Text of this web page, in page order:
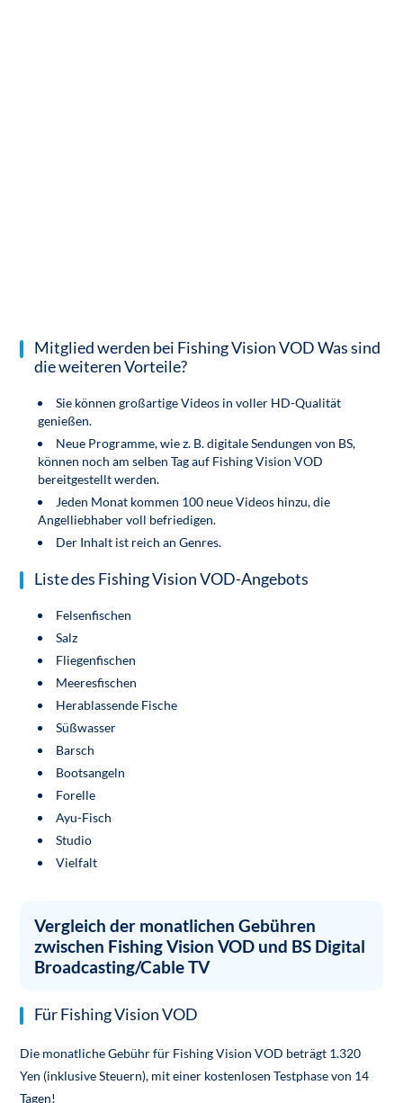
Mitglied werden bei Fishing Vision VOD Was sind
die weiteren Vorteile?
Sie können großartige Videos in voller HD-Qualität
genießen.
Neue Programme, wie z. B. digitale Sendungen von BS,
können noch am selben Tag auf Fishing Vision VOD
bereitgestellt werden.
Jeden Monat kommen 100 neue Videos hinzu, die
Angelliebhaber voll befriedigen.
Der Inhalt ist reich an Genres.
Liste des Fishing Vision VOD-Angebots
Felsenfischen
Salz
Fliegenfischen
Meeresfischen
Herablassende Fische
Süßwasser
Barsch
Bootsangeln
Forelle
Ayu-Fisch
Studio
Vielfalt
Vergleich der monatlichen Gebühren
zwischen Fishing Vision VOD und BS Digital
Broadcasting/Cable TV
Für Fishing Vision VOD
Die monatliche Gebühr für Fishing Vision VOD beträgt 1.320
Yen (inklusive Steuern), mit einer kostenlosen Testphase von 14
Tagen!